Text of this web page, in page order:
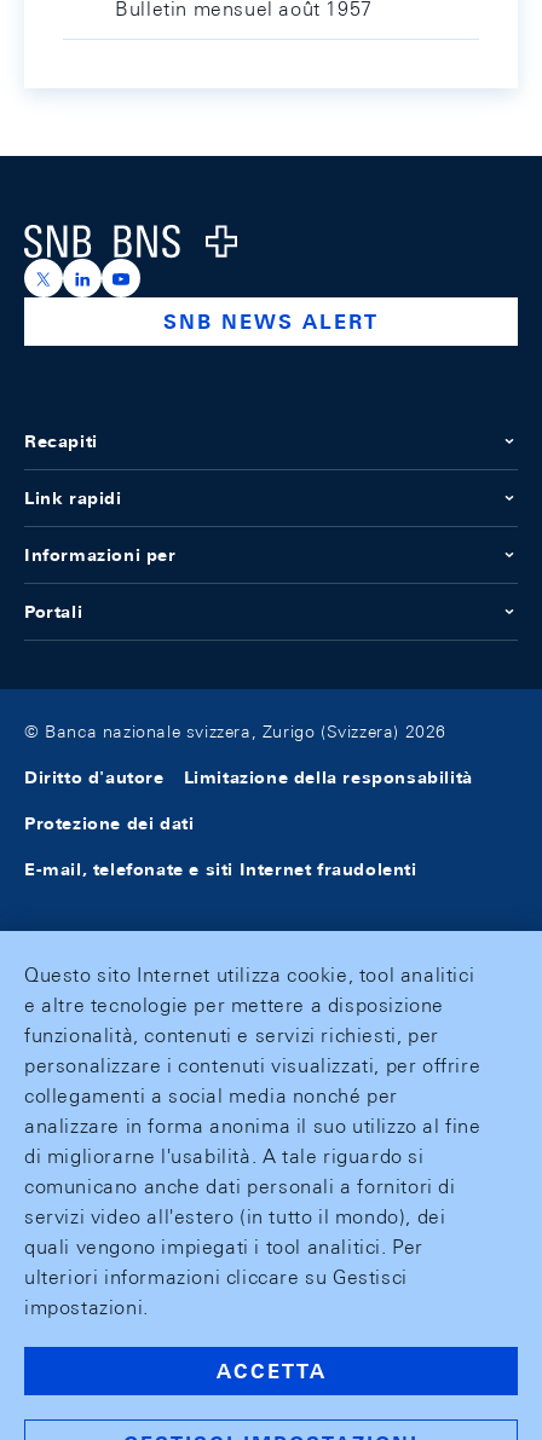
Bulletin mensuel août 1957
Logo
https://x.com/snb_bns
https://ch.linkedin.com/company/swiss-national-
https://www.youtube.com/@swissnationalbank
SNB NEWS ALERT
Recapiti
Link rapidi
Informazioni per
Portali
© Banca nazionale svizzera, Zurigo (Svizzera) 2026
Diritto d'autore Limitazione della responsabilità
Protezione dei dati
E-mail, telefonate e siti Internet fraudolenti
Questo sito Internet utilizza cookie, tool analitici
e altre tecnologie per mettere a disposizione
funzionalità, contenuti e servizi richiesti, per
personalizzare i contenuti visualizzati, per offrire
collegamenti a social media nonché per
analizzare in forma anonima il suo utilizzo al fine
di migliorarne l'usabilità. A tale riguardo si
comunicano anche dati personali a fornitori di
servizi video all'estero (in tutto il mondo), dei
quali vengono impiegati i tool analitici. Per
ulteriori informazioni cliccare su Gestisci
impostazioni.
ACCETTA